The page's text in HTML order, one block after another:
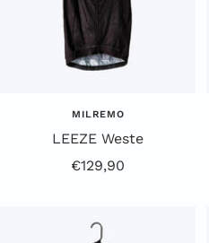
MILREMO
LEEZE Weste
Angebotspreis
€129,90